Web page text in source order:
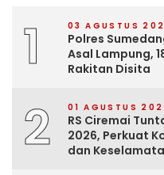
1 03 AGUSTUS
Polres
Asal Lampung,
Rakitan Disita
2 01 AGUSTUS
RS Ciremai
2026, Perkuat
dan